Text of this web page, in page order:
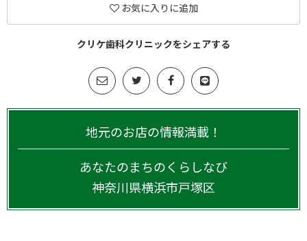
お気に入りに追加
クリケ歯科クリニックをシェアする
地元のお店の情報満載！
あなたのまちのくらしなび
神奈川県横浜市戸塚区